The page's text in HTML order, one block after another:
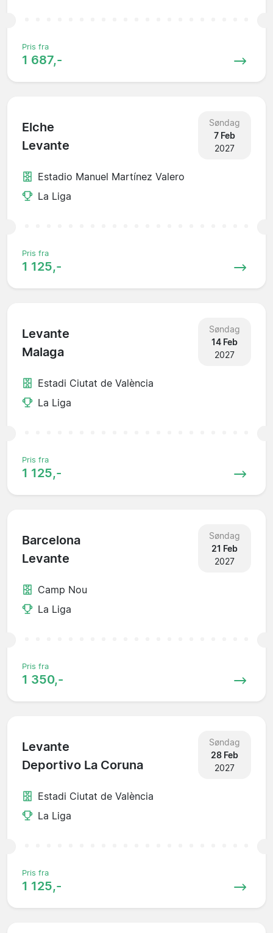
Pris fra
1 687,-
Elche
Levante
Søndag
7 Feb
2027
Estadio Manuel Martínez Valero
La Liga
Pris fra
1 125,-
Levante
Malaga
Søndag
14 Feb
2027
Estadi Ciutat de València
La Liga
Pris fra
1 125,-
Barcelona
Levante
Søndag
21 Feb
2027
Camp Nou
La Liga
Pris fra
1 350,-
Levante
Deportivo La Coruna
Søndag
28 Feb
2027
Estadi Ciutat de València
La Liga
Pris fra
1 125,-